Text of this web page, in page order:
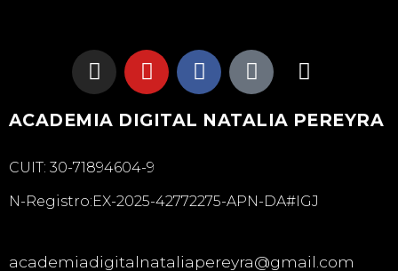
ACADEMIA DIGITAL NATALIA PEREYRA
CUIT: 30-71894604-9
N-Registro:EX-2025-42772275-APN-DA#IGJ
academiadigitalnataliapereyra@gmail.com